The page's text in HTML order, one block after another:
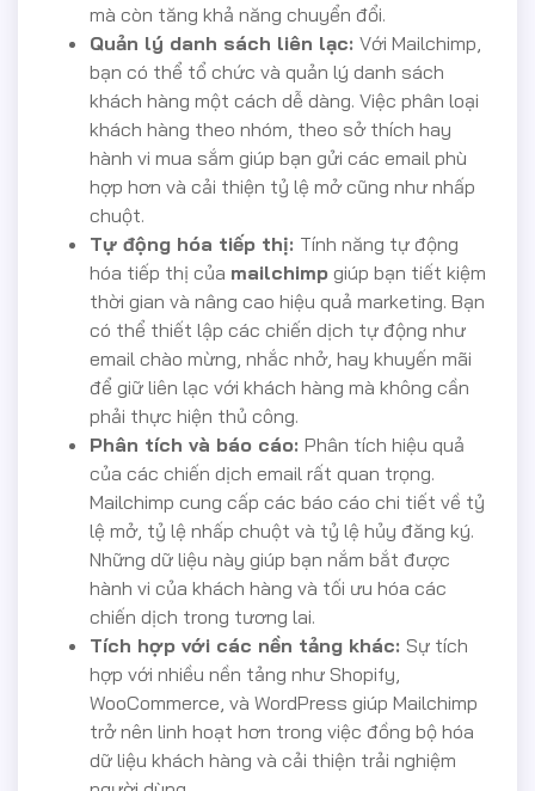
mà còn tăng khả năng chuyển đổi.
Quản lý danh sách liên lạc: Với Mailchimp,
bạn có thể tổ chức và quản lý danh sách
khách hàng một cách dễ dàng. Việc phân loại
khách hàng theo nhóm, theo sở thích hay
hành vi mua sắm giúp bạn gửi các email phù
hợp hơn và cải thiện tỷ lệ mở cũng như nhấp
chuột.
Tự động hóa tiếp thị: Tính năng tự động
hóa tiếp thị của mailchimp giúp bạn tiết kiệm
thời gian và nâng cao hiệu quả marketing. Bạn
có thể thiết lập các chiến dịch tự động như
email chào mừng, nhắc nhở, hay khuyến mãi
để giữ liên lạc với khách hàng mà không cần
phải thực hiện thủ công.
Phân tích và báo cáo: Phân tích hiệu quả
của các chiến dịch email rất quan trọng.
Mailchimp cung cấp các báo cáo chi tiết về tỷ
lệ mở, tỷ lệ nhấp chuột và tỷ lệ hủy đăng ký.
Những dữ liệu này giúp bạn nắm bắt được
hành vi của khách hàng và tối ưu hóa các
chiến dịch trong tương lai.
Tích hợp với các nền tảng khác: Sự tích
hợp với nhiều nền tảng như Shopify,
WooCommerce, và WordPress giúp Mailchimp
trở nên linh hoạt hơn trong việc đồng bộ hóa
dữ liệu khách hàng và cải thiện trải nghiệm